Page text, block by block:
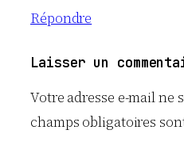
Répondre
Laisser un
Votre adresse e-mail ne
champs obligatoires